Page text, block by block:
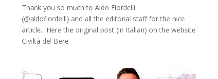
Thank you so much to Aldo Fiordelli
(@aldofiordelli) and all the editorial staff for the nice
article. Here the original post (in Italian) on the website
Civiltà del Bere